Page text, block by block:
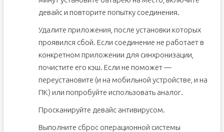
девайс и повторите попытку соединения.
Удалите приложения, после установки которых
проявился сбой. Если соединение не работает в
конкретном приложении для синхронизации,
почистите его кэш. Если не поможет —
переустановите (и на мобильной устройстве, и на
ПК) или попробуйте использовать аналог.
Просканируйте девайс антивирусом.
Выполните сброс операционной системы